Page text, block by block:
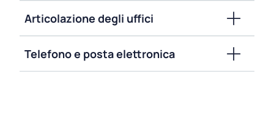
Articolazione degli uffici
Telefono e posta elettronica